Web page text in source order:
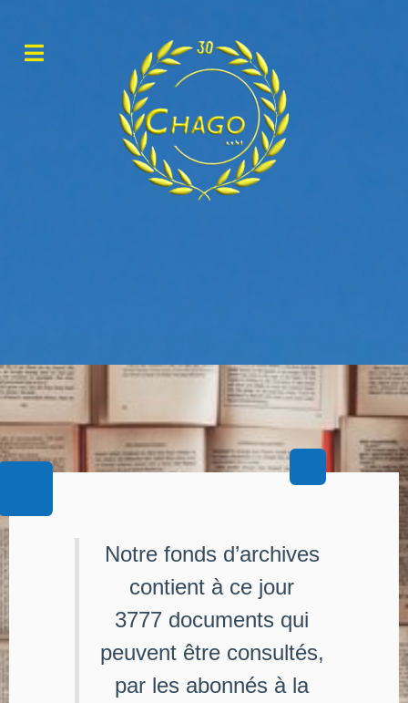
Notre fonds d’archives
contient à ce jour
3777 documents qui
peuvent être consultés,
par les abonnés à la